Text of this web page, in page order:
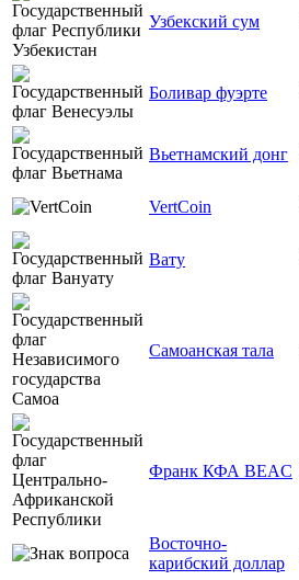
Узбекский сум
Боливар фуэрте
Вьетнамский донг
VertCoin
Вату
Самоанская тала
Франк КФА BEAC
Восточно-
карибский доллар